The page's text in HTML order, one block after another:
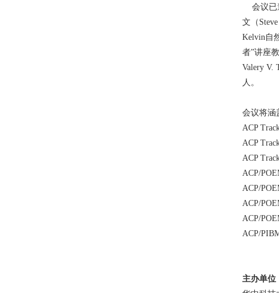
会议已
文（
Kelvin自
者”讲座
Valery V.
人。
会议将涵
ACP
ACP
ACP
ACP/
ACP/
ACP/
ACP/
ACP/
主办单位